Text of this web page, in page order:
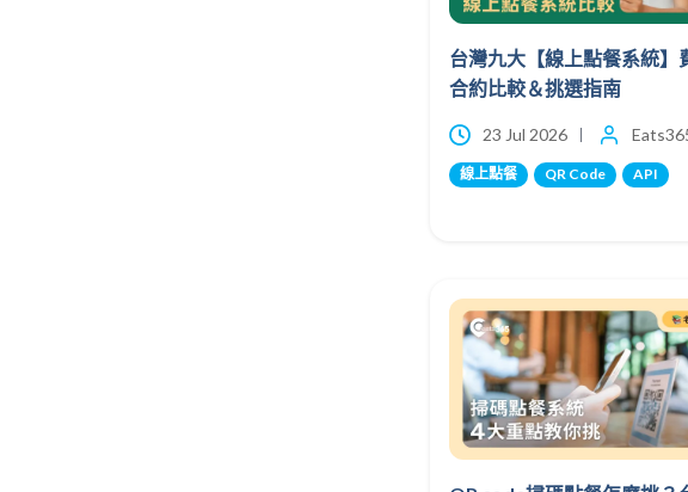
台灣九大【線上點餐系統】
合約比較＆挑選指南
23 Jul 2026
線上點餐 QR Code API